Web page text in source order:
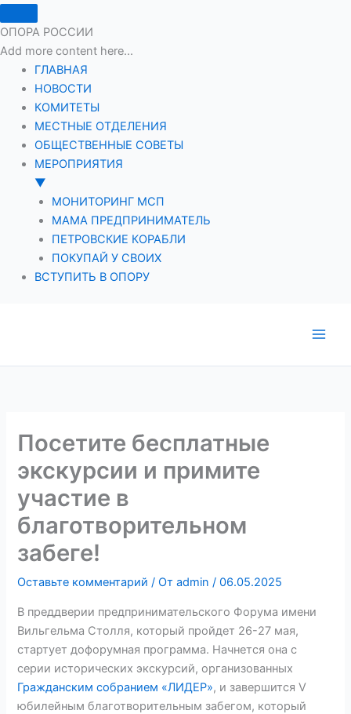
ОПОРА РОССИИ
Add more content here...
ГЛАВНАЯ
НОВОСТИ
КОМИТЕТЫ
МЕСТНЫЕ ОТДЕЛЕНИЯ
ОБЩЕСТВЕННЫЕ СОВЕТЫ
МЕРОПРИЯТИЯ
▼
МОНИТОРИНГ МСП
МАМА ПРЕДПРИНИМАТЕЛЬ
ПЕТРОВСКИЕ КОРАБЛИ
ПОКУПАЙ У СВОИХ
ВСТУПИТЬ В ОПОРУ
Посетите бесплатные
экскурсии и примите
участие в
благотворительном
забеге!
Оставьте комментарий / Отadmin/06.05.2025
В преддверии предпринимательского Форума имени
Вильгельма Столля, который пройдет 26-27 мая,
стартует дофорумная программа. Начнется она с
серии исторических экскурсий, организованных
Гражданским собранием «ЛИДЕР», и завершится V
юбилейным благотворительным забегом, который